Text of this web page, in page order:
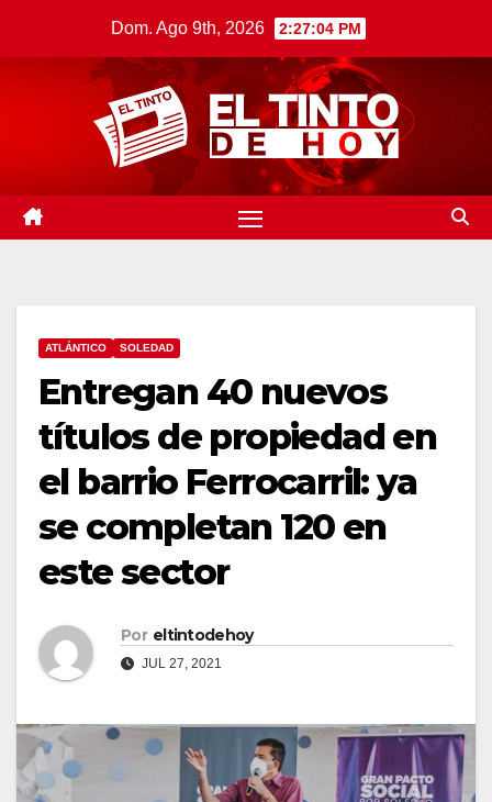
Dom. Ago 9th, 2026 2:27:05 PM
ATLÁNTICO SOLEDAD
Entregan 40 nuevos
títulos de propiedad en
el barrio Ferrocarril: ya
se completan 120 en
este sector
Por eltintodehoy
JUL 27, 2021